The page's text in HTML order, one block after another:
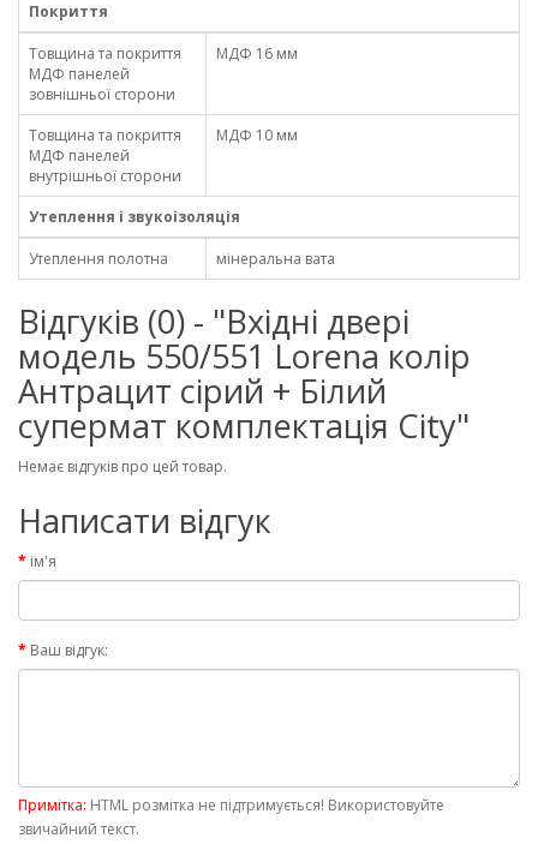
Покриття
Товщина та покриття
МДФ панелей
зовнішньої сторони
МДФ 16 мм
Товщина та покриття
МДФ панелей
внутрішньої сторони
МДФ 10 мм
Утеплення і звукоізоляція
Утеплення полотна мінеральна вата
Відгуків (0) - "Вхідні двері
модель 550/551 Lorena колір
Антрацит сірий + Білий
супермат комплектація City"
Немає відгуків про цей товар.
Написати відгук
ім'я
Ваш відгук:
Примітка: HTML розмітка не підтримується! Використовуйте
звичайний текст.